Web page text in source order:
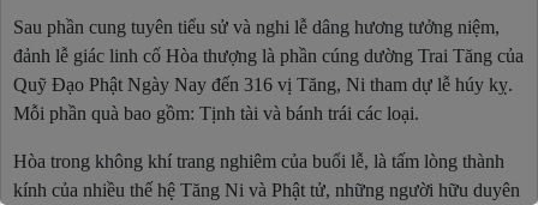
Sau phần cung tuyên tiểu sử và nghi lễ dâng hương tưởng niệm,
đảnh lễ giác linh cố Hòa thượng là phần cúng dường Trai Tăng của
Quỹ Đạo Phật Ngày Nay đến 316 vị Tăng, Ni tham dự lễ húy kỵ.
Mỗi phần quà bao gồm: Tịnh tài và bánh trái các loại.
Hòa trong không khí trang nghiêm của buổi lễ, là tấm lòng thành
kính của nhiều thế hệ Tăng Ni và Phật tử, những người hữu duyên